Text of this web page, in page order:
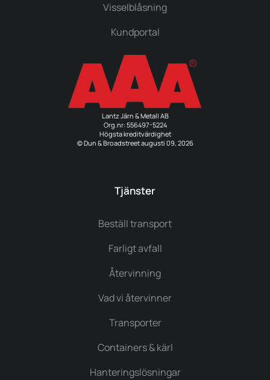
Visselblåsning
Kundportal
Lantz Järn & Metall AB
Org.nr: 556497-5224
Högsta kreditvärdighet
© Dun & Broadstreet augusti 09, 2026
Tjänster
Beställ transport
Farligt avfall
Återvinning
Vad vi återvinner
Transporter
Containers & kärl
Hanteringslösningar